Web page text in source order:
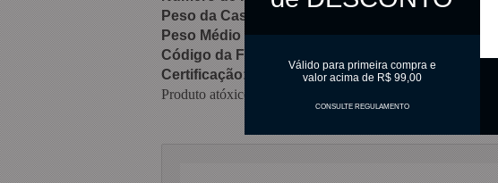
Válido para primeira compra e
valor acima de R$ 99,00
CONSULTE REGULAMENTO
Peso da Casca:
Peso Médio Final:Variável
Código da Forma:
Certificação:
ISO9001:2015
Produto atóxico e sem validade.